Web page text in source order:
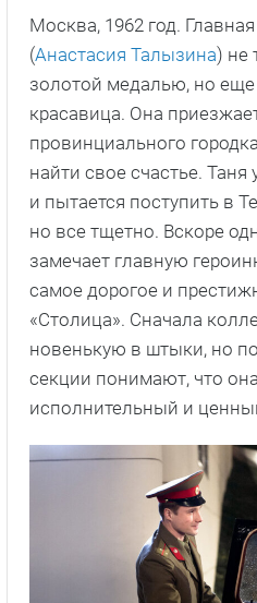
Москва, 1962 год.
(Анастасия Талызина) не
золотой медалью, но еще
красавица. Она
провинциального
найти свое счастье. Таня
и пытается поступить в
но все тщетно. Вскоре
замечает главную
самое дорогое и
«Столица». Сначала
новенькую в штыки, но
секции понимают, что
исполнительный и